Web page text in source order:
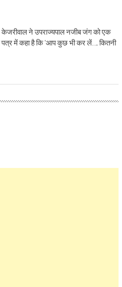
केजरीवाल ने उपराज्यपाल नजीब जंग को एक
में कहा है कि 'आप कुछ भी कर लें..., कितनी